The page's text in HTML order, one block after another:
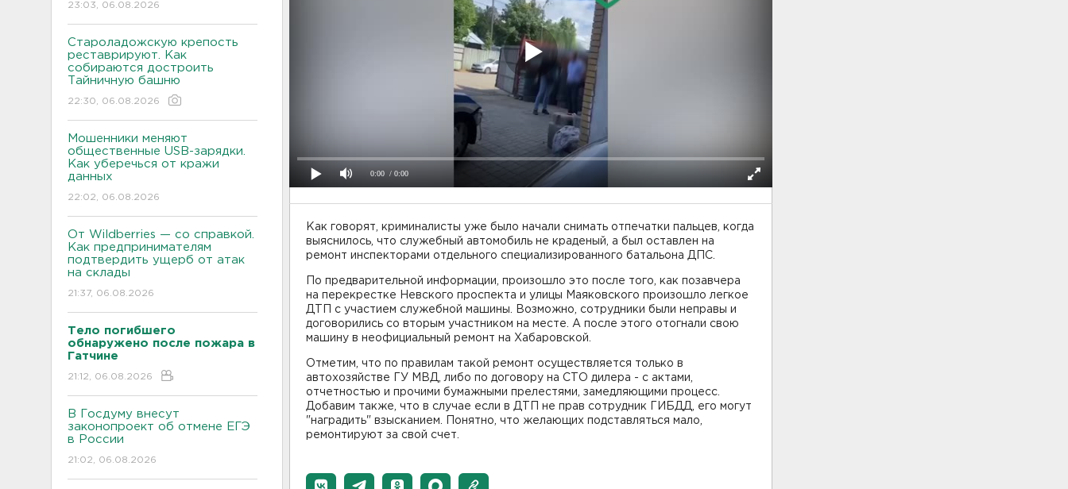
23:03, 06.08.2026
Староладожскую крепость
реставрируют. Как
собираются достроить
Тайничную башню
22:30, 06.08.2026
Мошенники меняют
общественные USB-зарядки.
Как уберечься от кражи
данных
22:02, 06.08.2026
От Wildberries — со справкой.
Как предпринимателям
подтвердить ущерб от атак
на склады
21:37, 06.08.2026
Тело погибшего
обнаружено после пожара в
Гатчине
21:12, 06.08.2026
В Госдуму внесут
законопроект об отмене ЕГЭ
в России
21:02, 06.08.2026
0:00 / 0:00
Как говорят, криминалисты уже было начали снимать отпечатки пальцев, когда
выяснилось, что служебный автомобиль не краденый, а был оставлен на
ремонт инспекторами отдельного специализированного батальона ДПС.
По предварительной информации, произошло это после того, как позавчера
на перекрестке Невского проспекта и улицы Маяковского произошло легкое
ДТП с участием служебной машины. Возможно, сотрудники были неправы и
договорились со вторым участником на месте. А после этого отогнали свою
машину в неофициальный ремонт на Хабаровской.
Отметим, что по правилам такой ремонт осуществляется только в
автохозяйстве ГУ МВД, либо по договору на СТО дилера - с актами,
отчетностью и прочими бумажными прелестями, замедляющими процесс.
Добавим также, что в случае если в ДТП не прав сотрудник ГИБДД, его могут
"наградить" взысканием. Понятно, что желающих подставляться мало,
ремонтируют за свой счет.